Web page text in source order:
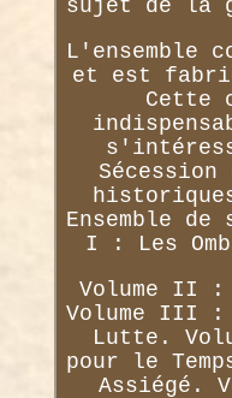
sujet de la
L'ensemble
et est
Cette
Sécession
Ensemble
I : Les
Volume II :
Volume III :
Lutte.
pour le
Assiégé.